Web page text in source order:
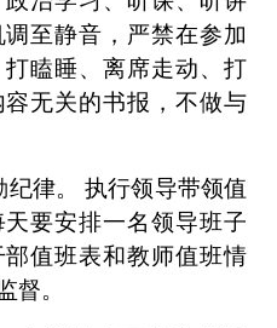
至静音，严禁在参加
瞌睡、离席走动、打
无关的书报，不做与
纪律。
执行领导带领值
要安排一名领导班子
值班表和教师值班情
督。